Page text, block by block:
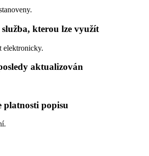
kterou lze využít
elektronicky.
aktualizován
platnosti popisu